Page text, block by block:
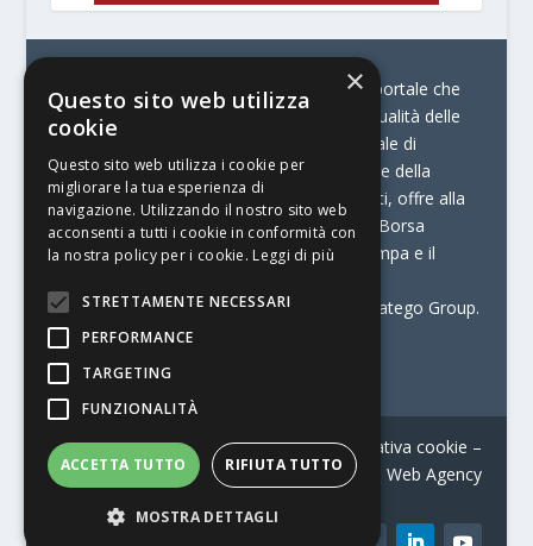
© Stratego Group –
stampamedia.net è il portale che
racconta le innovazioni tecnologiche e l’attualità delle
aziende di stampa e di converting. È il portale di
riferimento per chi opera in Italia nel settore della
comunicazione stampata. Oltre ai contenuti, offre alla
propria community diversi servizi come:
la Borsa
Lavoro, la Print Connection, i Big della Stampa e il
Stampamedia.net è una delle testate di Stratego Group.
Partita IVA
Contatti–Informativa privacy–Informativa cookie –
Web Agency
×
Questo sito web utilizza
cookie
Questo sito web utilizza i cookie per
migliorare la tua esperienza di
navigazione. Utilizzando il nostro sito web
acconsenti a tutti i cookie in conformità con
la nostra policy per i cookie. Leggi di più
STRETTAMENTE NECESSARI
PERFORMANCE
TARGETING
FUNZIONALITÀ
ACCETTA TUTTO RIFIUTA TUTTO
MOSTRA DETTAGLI